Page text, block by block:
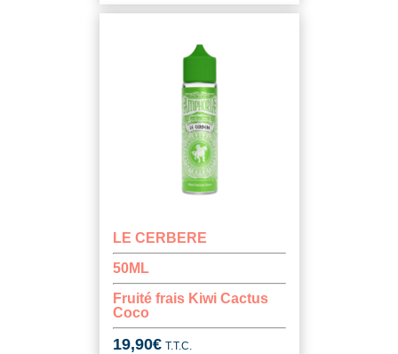
LE CERBERE
50ML
Fruité frais Kiwi Cactus
Coco
19,90€ T.T.C.